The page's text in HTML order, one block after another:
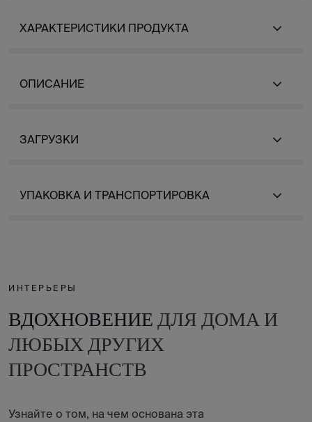
ХАРАКТЕРИСТИКИ ПРОДУКТА
ОПИСАНИЕ
ЗАГРУЗКИ
УПАКОВКА И ТРАНСПОРТИРОВКА
ИНТЕРЬЕРЫ
ВДОХНОВЕНИЕ ДЛЯ ДОМА И
ЛЮБЫХ ДРУГИХ
ПРОСТРАНСТВ
Узнайте о том, на чем основана эта